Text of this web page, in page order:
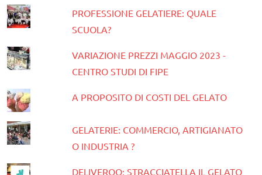
PROFESSIONE GELATIERE: QUALE
SCUOLA?
VARIAZIONE PREZZI MAGGIO 2023 -
CENTRO STUDI DI FIPE
A PROPOSITO DI COSTI DEL GELATO
GELATERIE: COMMERCIO, ARTIGIANATO
O INDUSTRIA ?
DELIVEROO: STRACCIATELLA IL GELATO